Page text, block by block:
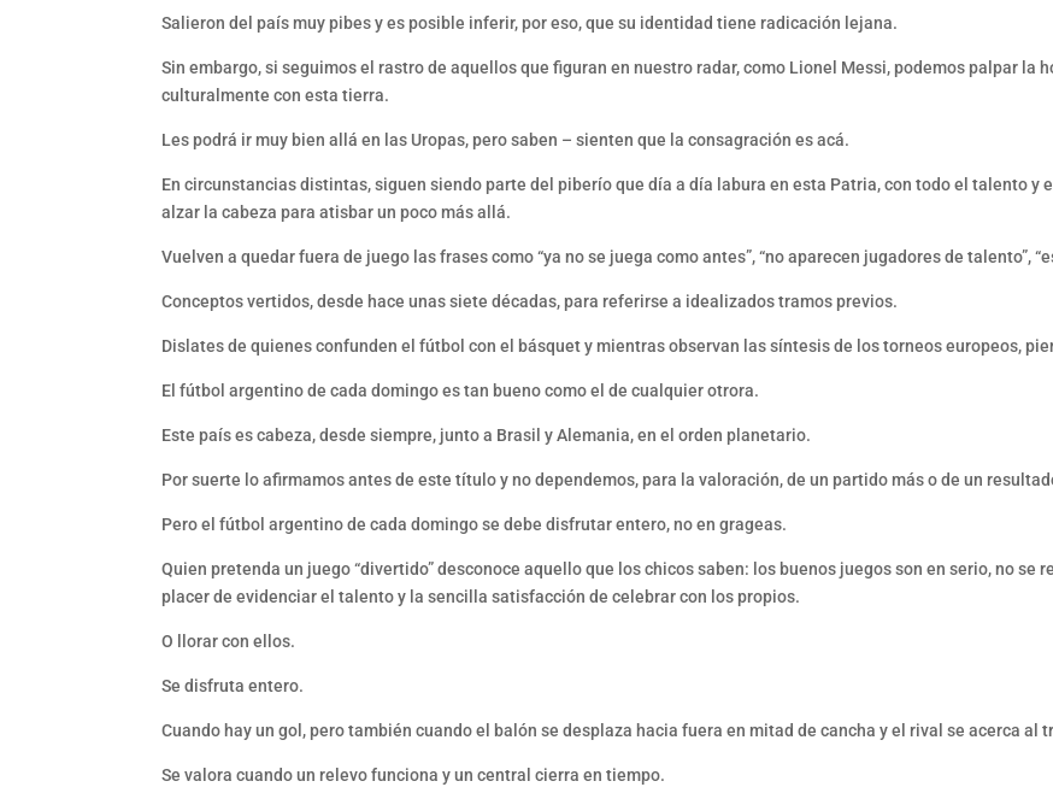
Salieron del país muy pibes y es posible inferir, por eso, que su identidad tiene radicación lejana.
Sin embargo, si seguimos el rastro de aquellos que figuran en nuestro radar, como Lionel Messi, podemos palpar la
culturalmente con esta tierra.
Les podrá ir muy bien allá en las Uropas, pero saben – sienten que la consagración es acá.
En circunstancias distintas, siguen siendo parte del piberío que día a día labura en esta Patria, con todo el talento y
alzar la cabeza para atisbar un poco más allá.
Vuelven a quedar fuera de juego las frases como “ya no se juega como antes”, “no aparecen jugadores de talento”,
Conceptos vertidos, desde hace unas siete décadas, para referirse a idealizados tramos previos.
Dislates de quienes confunden el fútbol con el básquet y mientras observan las síntesis de los torneos europeos,
El fútbol argentino de cada domingo es tan bueno como el de cualquier otrora.
Este país es cabeza, desde siempre, junto a Brasil y Alemania, en el orden planetario.
Por suerte lo afirmamos antes de este título y no dependemos, para la valoración, de un partido más o de un
Pero el fútbol argentino de cada domingo se debe disfrutar entero, no en grageas.
Quien pretenda un juego “divertido” desconoce aquello que los chicos saben: los buenos juegos son en serio, no se
placer de evidenciar el talento y la sencilla satisfacción de celebrar con los propios.
O llorar con ellos.
Se disfruta entero.
Cuando hay un gol, pero también cuando el balón se desplaza hacia fuera en mitad de cancha y el rival se acerca al
Se valora cuando un relevo funciona y un central cierra en tiempo.